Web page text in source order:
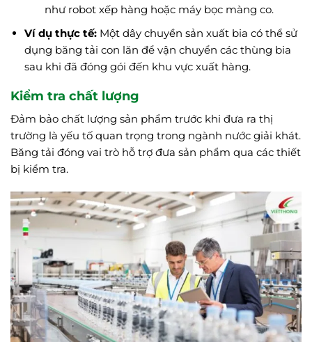
như robot xếp hàng hoặc máy bọc màng co.
Ví dụ thực tế: Một dây chuyền sản xuất bia có thể sử
dụng băng tải con lăn để vận chuyển các thùng bia
sau khi đã đóng gói đến khu vực xuất hàng.
Kiểm tra chất lượng
Đảm bảo chất lượng sản phẩm trước khi đưa ra thị
trường là yếu tố quan trọng trong ngành nước giải khát.
Băng tải đóng vai trò hỗ trợ đưa sản phẩm qua các thiết
bị kiểm tra.